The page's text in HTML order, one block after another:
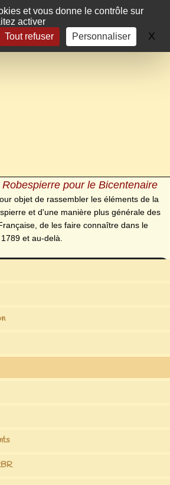
et vous donne le contrôle sur
activer
Tout refuser Personnaliser X
pour le Bicentenaire
objet de rassembler les éléments de la
et d'une manière plus générale des
de les faire connaître dans le
et au-delà.